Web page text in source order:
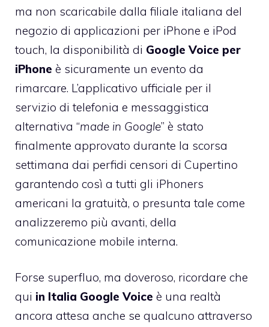
ma non scaricabile dalla filiale italiana del
negozio di applicazioni per iPhone e iPod
touch, la disponibilità di Google Voice per
iPhone è sicuramente un evento da
rimarcare. L’applicativo ufficiale per il
servizio di telefonia e messaggistica
alternativa “made in Google” è stato
finalmente approvato durante la scorsa
settimana dai perfidi censori di Cupertino
garantendo così a tutti gli iPhoners
americani la gratuità, o presunta tale come
analizzeremo più avanti, della
comunicazione mobile interna.
Forse superfluo, ma doveroso, ricordare che
qui in Italia Google Voice è una realtà
ancora attesa anche se qualcuno attraverso